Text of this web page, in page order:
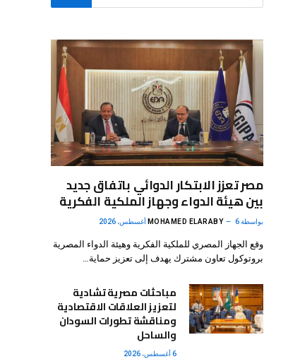
مصر تعزز الابتكار الدوائي باتفاق جديد
بين هيئة الدواء وجهاز الملكية الفكرية
بواسطة MOHAMED ELARABY 6 أغسطس، 2026
وقع الجهاز المصري للملكية الفكرية وهيئة الدواء المصرية
بروتوكول تعاون مشترك يهدف إلى تعزيز حماية…
مباحثات مصرية تشادية
لتعزيز العلاقات الاقتصادية
ومناقشة تطورات السودان
والساحل
6 أغسطس، 2026